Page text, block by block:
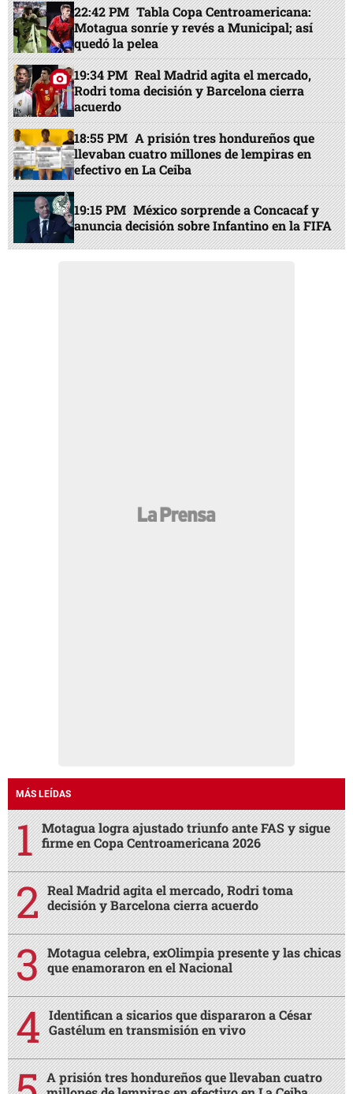
22:42 PM Tabla Copa Centroamericana:
Motagua sonríe y revés a Municipal; así
quedó la pelea
19:34 PM Real Madrid agita el mercado,
Rodri toma decisión y Barcelona cierra
acuerdo
18:55 PM A prisión tres hondureños que
llevaban cuatro millones de lempiras en
efectivo en La Ceiba
19:15 PM México sorprende a Concacaf y
anuncia decisión sobre Infantino en la FIFA
MÁS LEÍDAS
Motagua logra ajustado triunfo ante FAS y sigue
firme en Copa Centroamericana 2026
Real Madrid agita el mercado, Rodri toma
decisión y Barcelona cierra acuerdo
Motagua celebra, exOlimpia presente y las chicas
que enamoraron en el Nacional
Identifican a sicarios que dispararon a César
Gastélum en transmisión en vivo
A prisión tres hondureños que llevaban cuatro